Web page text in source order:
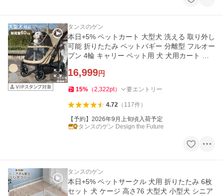
タンスのゲン
本日+5% ペットカート 大型犬 洗える 取り外し
可能 折りたたみ ペットバギー 分離型 フルオー
プン 4輪 キャリー ペット用 犬 犬用カート 犬
16,999円
15% （2,322pt） 要エントリー
4.72（ 117件）
【予約】2026年9月上旬頃入荷予定
タンスのゲン Design the Future
タンスのゲン
本日+5% ペットサークル 犬用 折りたたみ 6枚
セット 犬 ケージ 高さ76 大型犬 小型犬 シニア